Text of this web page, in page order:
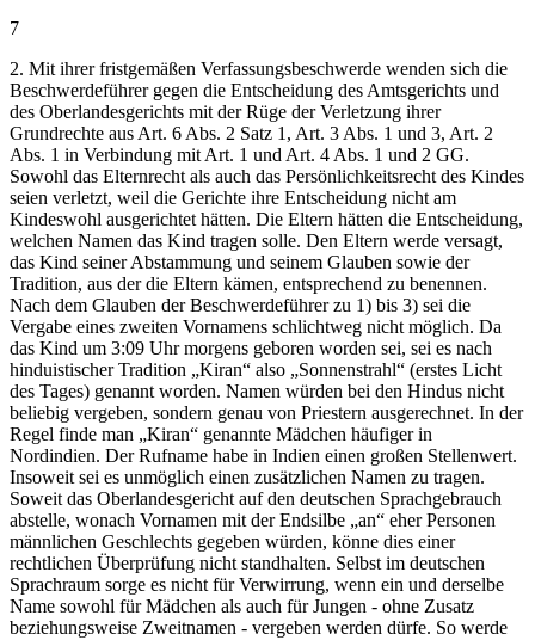
7
2. Mit ihrer fristgemäßen Verfassungsbeschwerde wenden sich die
Beschwerdeführer gegen die Entscheidung des Amtsgerichts und
des Oberlandesgerichts mit der Rüge der Verletzung ihrer
Grundrechte aus Art. 6 Abs. 2 Satz 1, Art. 3 Abs. 1 und 3, Art. 2
Abs. 1 in Verbindung mit Art. 1 und Art. 4 Abs. 1 und 2 GG.
Sowohl das Elternrecht als auch das Persönlichkeitsrecht des Kindes
seien verletzt, weil die Gerichte ihre Entscheidung nicht am
Kindeswohl ausgerichtet hätten. Die Eltern hätten die Entscheidung,
welchen Namen das Kind tragen solle. Den Eltern werde versagt,
das Kind seiner Abstammung und seinem Glauben sowie der
Tradition, aus der die Eltern kämen, entsprechend zu benennen.
Nach dem Glauben der Beschwerdeführer zu 1) bis 3) sei die
Vergabe eines zweiten Vornamens schlichtweg nicht möglich. Da
das Kind um 3:09 Uhr morgens geboren worden sei, sei es nach
hinduistischer Tradition „Kiran“ also „Sonnenstrahl“ (erstes Licht
des Tages) genannt worden. Namen würden bei den Hindus nicht
beliebig vergeben, sondern genau von Priestern ausgerechnet. In der
Regel finde man „Kiran“ genannte Mädchen häufiger in
Nordindien. Der Rufname habe in Indien einen großen Stellenwert.
Insoweit sei es unmöglich einen zusätzlichen Namen zu tragen.
Soweit das Oberlandesgericht auf den deutschen Sprachgebrauch
abstelle, wonach Vornamen mit der Endsilbe „an“ eher Personen
männlichen Geschlechts gegeben würden, könne dies einer
rechtlichen Überprüfung nicht standhalten. Selbst im deutschen
Sprachraum sorge es nicht für Verwirrung, wenn ein und derselbe
Name sowohl für Mädchen als auch für Jungen - ohne Zusatz
beziehungsweise Zweitnamen - vergeben werden dürfe. So werde